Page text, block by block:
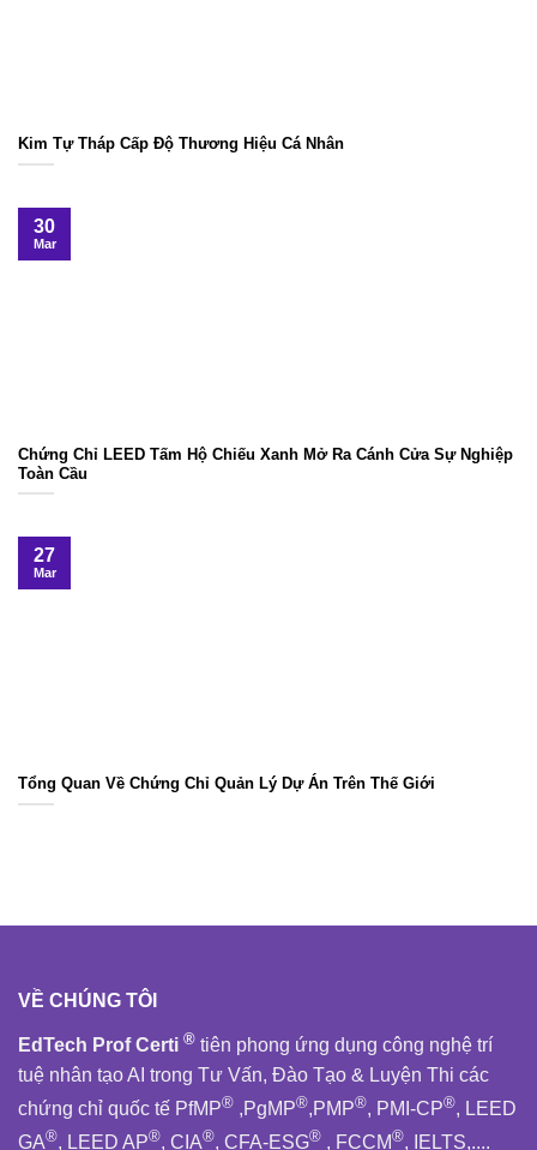
Kim Tự Tháp Cấp Độ Thương Hiệu Cá Nhân
Chứng Chỉ LEED Tấm Hộ Chiếu Xanh Mở Ra Cánh Cửa Sự Nghiệp
Toàn Cầu
30
Mar
Tổng Quan Về Chứng Chỉ Quản Lý Dự Án Trên Thế Giới
27
Mar
VỀ CHÚNG TÔI
EdTech Prof Certi ® tiên phong ứng dụng công nghệ trí
tuệ nhân tạo AI trong Tư Vấn, Đào Tạo & Luyện Thi các
chứng chỉ quốc tế PfMP® ,PgMP®,PMP®, PMI-CP®, LEED
GA®, LEED AP®, CIA®, CFA-ESG® , FCCM®, IELTS,....